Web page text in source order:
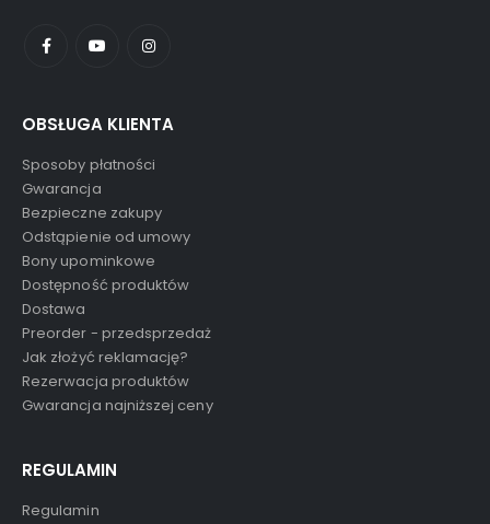
OBSŁUGA KLIENTA
Sposoby płatności
Gwarancja
Bezpieczne zakupy
Odstąpienie od umowy
Bony upominkowe
Dostępność produktów
Dostawa
Preorder - przedsprzedaż
Jak złożyć reklamację?
Rezerwacja produktów
Gwarancja najniższej ceny
REGULAMIN
Regulamin